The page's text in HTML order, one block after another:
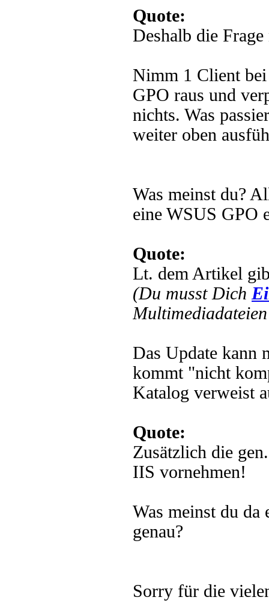
Quote:
Deshalb die
Nimm 1 Client bei
GPO raus und
nichts. Was
weiter oben
Was meinst du?
eine WSUS GPO
Quote:
Lt. dem Artikel
(Du musst Dich
Das Update kann
kommt "nicht
Katalog verweist
Quote:
Zusätzlich die
IIS vornehmen!
Was meinst du da
genau?
Sorry für die